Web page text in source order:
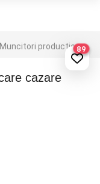
Muncitori productie - depozit - logistica89